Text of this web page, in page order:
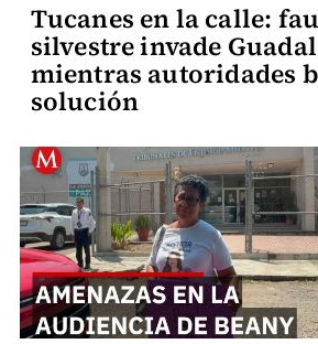
Tucanes en la calle:
silvestre invade
mientras autoridades
solución